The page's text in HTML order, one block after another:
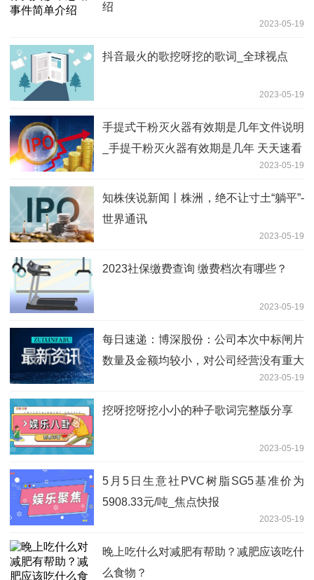
绍
2023-05-19
抖音最火的歌挖呀挖的歌词_全球视点
2023-05-19
手提式干粉灭火器有效期是几年文件说明
_手提干粉灭火器有效期是几年 天天速看
2023-05-19
知株侠说新闻丨株洲，绝不让寸土“躺平”-
世界通讯
2023-05-19
2023社保缴费查询 缴费档次有哪些？
2023-05-19
每日速递：博深股份：公司本次中标闸片
数量及金额均较小，对公司经营没有重大
2023-05-19
挖呀挖呀挖小小的种子歌词完整版分享
2023-05-19
5月5日生意社PVC树脂SG5基准价为
5908.33元/吨_焦点快报
2023-05-19
晚上吃什么对减肥有帮助？减肥应该吃什
么食物？